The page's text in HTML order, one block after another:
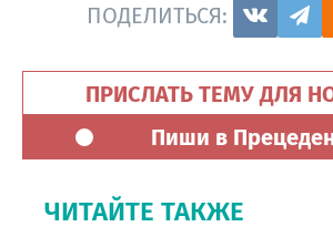
ПОДЕЛИТЬСЯ:
ПРИСЛАТЬ ТЕМУ ДЛЯ
Пиши в
ЧИТАЙТЕ ТАКЖЕ